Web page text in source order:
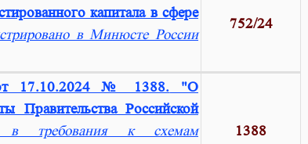
капитала в сфере
в Минюсте России
752/24
от 17.10.2024 № 1388. "О
Правительства Российской
в требования к схемам
1388